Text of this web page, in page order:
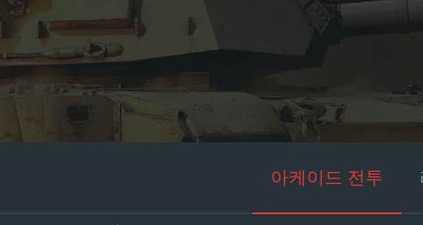
아케이드 전투